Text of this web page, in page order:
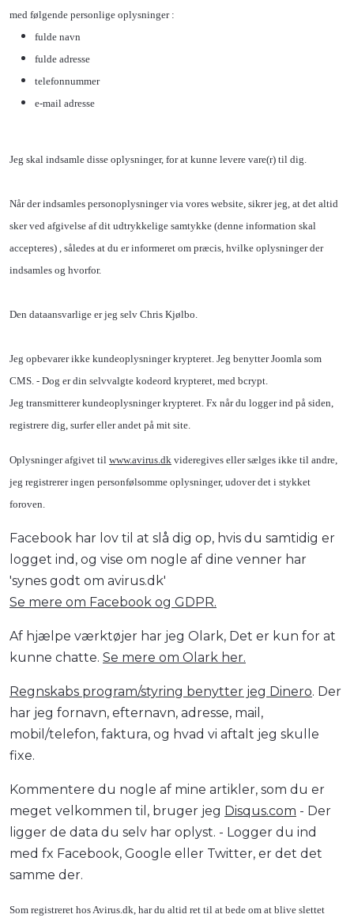
med følgende personlige oplysninger :
fulde navn
fulde adresse
telefonnummer
e-mail adresse
Jeg skal indsamle disse oplysninger, for at kunne levere vare(r) til dig.
Når der indsamles personoplysninger via vores website, sikrer jeg, at det altid
sker ved afgivelse af dit udtrykkelige samtykke (denne information skal
accepteres) , således at du er informeret om præcis, hvilke oplysninger der
indsamles og hvorfor.
Den dataansvarlige er jeg selv Chris Kjølbo.
Jeg opbevarer ikke kundeoplysninger krypteret. Jeg benytter Joomla som
CMS. - Dog er din selvvalgte kodeord krypteret, med bcrypt.
Jeg transmitterer kundeoplysninger krypteret. Fx når du logger ind på siden,
registrere dig, surfer eller andet på mit site.
Oplysninger afgivet til www.avirus.dk videregives eller sælges ikke til andre,
jeg registrerer ingen personfølsomme oplysninger, udover det i stykket
foroven.
Facebook har lov til at slå dig op, hvis du samtidig er
logget ind, og vise om nogle af dine venner har
'synes godt om avirus.dk'
Se mere om Facebook og GDPR.
Af hjælpe værktøjer har jeg Olark, Det er kun for at
kunne chatte. Se mere om Olark her.
Regnskabs program/styring benytter jeg Dinero. Der
har jeg fornavn, efternavn, adresse, mail,
mobil/telefon, faktura, og hvad vi aftalt jeg skulle
fixe.
Kommentere du nogle af mine artikler, som du er
meget velkommen til, bruger jeg Disqus.com - Der
ligger de data du selv har oplyst. - Logger du ind
med fx Facebook, Google eller Twitter, er det det
samme der.
Som registreret hos Avirus.dk, har du altid ret til at bede om at blive slettet